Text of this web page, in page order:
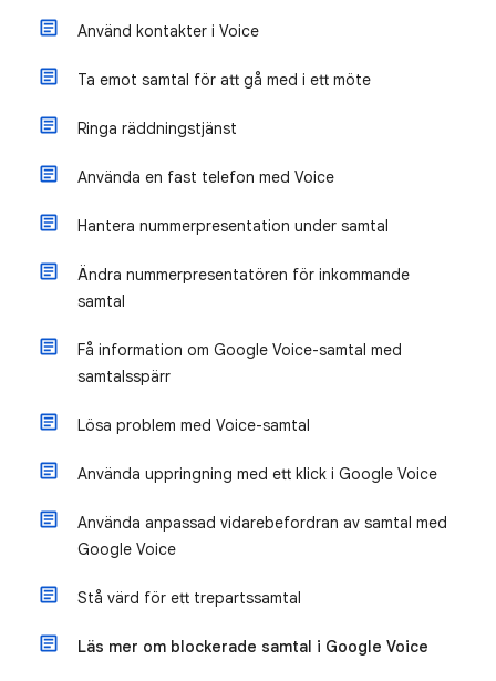
Använd kontakter i Voice
Ta emot samtal för att gå med i ett möte
Ringa räddningstjänst
Använda en fast telefon med Voice
Hantera nummerpresentation under samtal
Ändra nummerpresentatören för inkommande
samtal
Få information om Google Voice-samtal med
samtalsspärr
Lösa problem med Voice-samtal
Använda uppringning med ett klick i Google Voice
Använda anpassad vidarebefordran av samtal med
Google Voice
Stå värd för ett trepartssamtal
Läs mer om blockerade samtal i Google Voice